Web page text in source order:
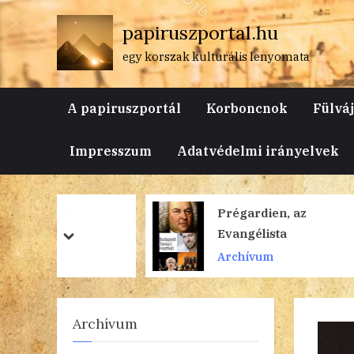
Skip
to
content
papiruszportal.hu
egy korszak kulturális lenyomata
A papiruszportál Korboncnok
Impresszum Adatvédelmi irányelvek
Prégardien, az
Evangélista
Archívum
prev
next
Archívum